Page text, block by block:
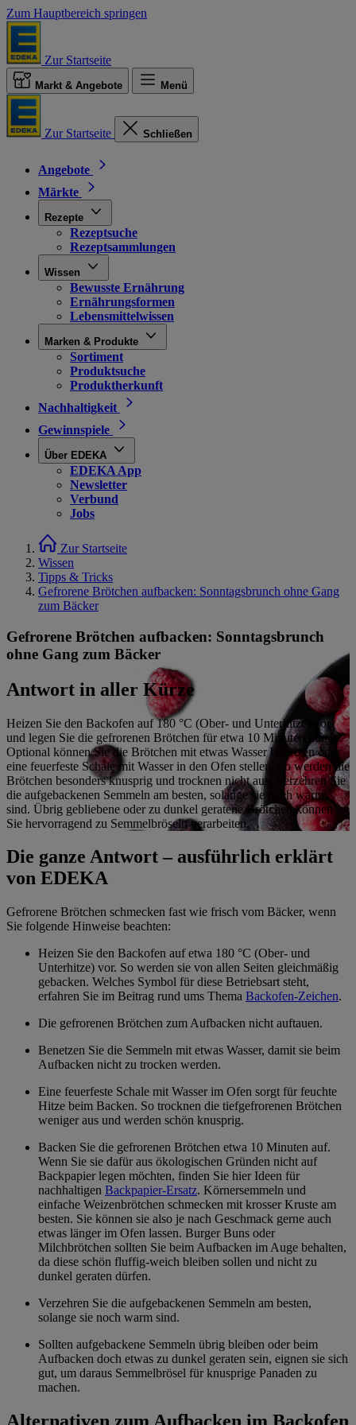
Zum Hauptbereich springen
Zur Startseite
Markt & Angebote Menü
Zur Startseite Schließen
Angebote
Märkte
Rezepte
Rezeptsuche
Rezeptsammlungen
Wissen
Bewusste Ernährung
Ernährungsformen
Lebensmittelwissen
Marken & Produkte
Sortiment
Produktsuche
Produktherkunft
Nachhaltigkeit
Gewinnspiele
Über EDEKA
EDEKA App
Newsletter
Verbund
Jobs
Zur Startseite
Wissen
Tipps & Tricks
Gefrorene Brötchen aufbacken: Sonntagsbrunch ohne Gang
zum Bäcker
Gefrorene Brötchen aufbacken: Sonntagsbrunch
ohne Gang zum Bäcker
Antwort in aller Kürze
Heizen Sie den Backofen auf 180 °C (Ober- und Unterhitze) vor
und legen Sie die gefrorenen Brötchen für etwa 10 Minuten hinein.
Optional können Sie die Brötchen mit etwas Wasser benetzen oder
eine feuerfeste Schale mit Wasser in den Ofen stellen. So werden die
Brötchen besonders knusprig und trocknen nicht aus. Verzehren Sie
die aufgebackenen Semmeln am besten, solange sie noch warm
sind. Übrig gebliebene oder zu dunkel geratene Brötchen können
Sie hervorragend zu Semmelbröseln verarbeiten.
Die ganze Antwort – ausführlich erklärt
von EDEKA
Gefrorene Brötchen schmecken fast wie frisch vom Bäcker, wenn
Sie folgende Hinweise beachten:
Heizen Sie den Backofen auf etwa 180 °C (Ober- und
Unterhitze) vor. So werden sie von allen Seiten gleichmäßig
gebacken. Welches Symbol für diese Betriebsart steht,
erfahren Sie im Beitrag rund ums Thema Backofen-Zeichen.
Die gefrorenen Brötchen zum Aufbacken nicht auftauen.
Benetzen Sie die Semmeln mit etwas Wasser, damit sie beim
Aufbacken nicht zu trocken werden.
Eine feuerfeste Schale mit Wasser im Ofen sorgt für feuchte
Hitze beim Backen. So trocknen die tiefgefrorenen Brötchen
weniger aus und werden schön knusprig.
Backen Sie die gefrorenen Brötchen etwa 10 Minuten auf.
Wenn Sie sie dafür aus ökologischen Gründen nicht auf
Backpapier legen möchten, finden Sie hier Ideen für
nachhaltigen Backpapier-Ersatz. Körnersemmeln und
einfache Weizenbrötchen schmecken mit krosser Kruste am
besten. Sie können sie also je nach Geschmack gerne auch
etwas länger im Ofen lassen. Burger Buns oder
Milchbrötchen sollten Sie beim Aufbacken im Auge behalten,
da diese schön fluffig-weich bleiben sollen und nicht zu
dunkel geraten dürfen.
Verzehren Sie die aufgebackenen Semmeln am besten,
solange sie noch warm sind.
Sollten aufgebackene Semmeln übrig bleiben oder beim
Aufbacken doch etwas zu dunkel geraten sein, eignen sie sich
gut, um daraus Semmelbrösel für knusprige Panaden zu
machen.